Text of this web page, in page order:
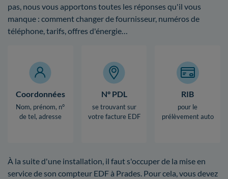
pas, nous vous apportons toutes les réponses qu'il vous
manque : comment changer de fournisseur, numéros de
téléphone, tarifs, offres d'énergie…
Coordonnées
Nom, prénom, n°
de tel, adresse
N° PDL
se trouvant sur
votre facture EDF
RIB
pour le
prélèvement auto
À la suite d'une installation, il faut s'occuper de la mise en
service de son compteur EDF à Prades. Pour cela, vous devez